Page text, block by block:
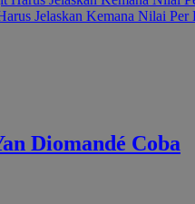
Jelaskan Kemana Nilai Per
Diomandé Coba